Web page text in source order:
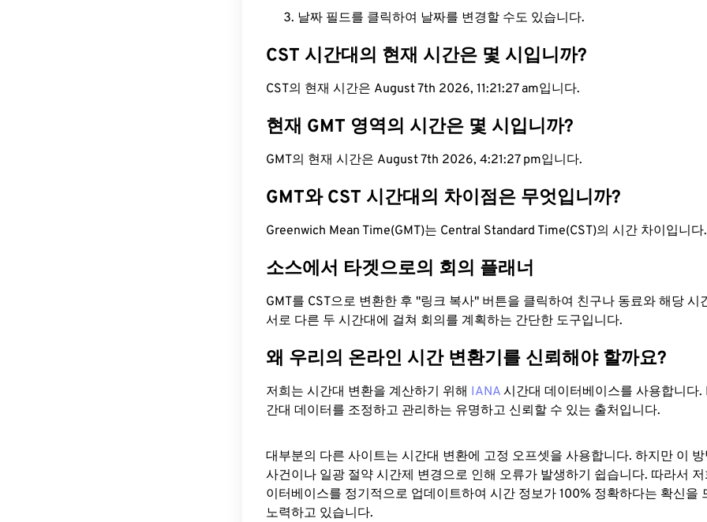
날짜 필드를 클릭하여 날짜를 변경할 수도 있습니다.
CST 시간대의 현재 시간은 몇 시입니까?
CST의 현재 시간은 August 7th 2026, 11:21:28 am입니다.
현재 GMT 영역의 시간은 몇 시입니까?
GMT의 현재 시간은 August 7th 2026, 4:21:28 pm입니다.
GMT와 CST 시간대의 차이점은 무엇입니까?
Greenwich Mean Time(GMT)는 Central Standard Time(CST)의 시간 차이입니다.
소스에서 타겟으로의 회의 플래너
GMT를 CST으로 변환한 후 "링크 복사" 버튼을 클릭하여 친구나 동료와 해당 시
서로 다른 두 시간대에 걸쳐 회의를 계획하는 간단한 도구입니다.
왜 우리의 온라인 시간 변환기를 신뢰해야 할까요?
저희는 시간대 변환을 계산하기 위해 IANA 시간대 데이터베이스를 사용합니다.
간대 데이터를 조정하고 관리하는 유명하고 신뢰할 수 있는 출처입니다.
대부분의 다른 사이트는 시간대 변환에 ​​고정 오프셋을 사용합니다. 하지만 이
사건이나 일광 절약 시간제 변경으로 인해 오류가 발생하기 쉽습니다. 따라서 저
이터베이스를 정기적으로 업데이트하여 시간 정보가 100% 정확하다는 확신을
노력하고 있습니다.